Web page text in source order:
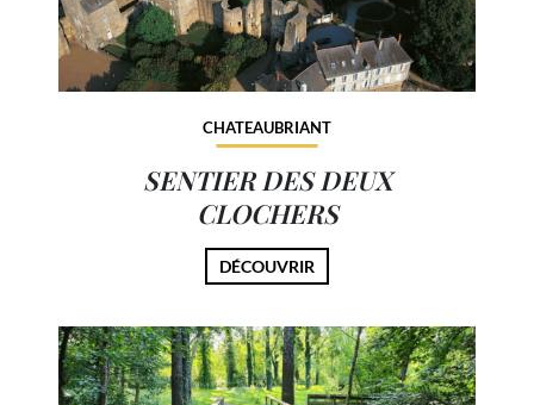
CHATEAUBRIANT
SENTIER DES DEUX
CLOCHERS
DÉCOUVRIR